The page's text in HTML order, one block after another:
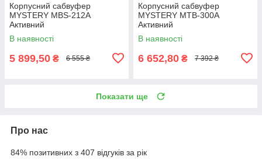
Корпусний сабвуфер
MYSTERY MBS-212A
Активний
В наявності
5 899,50 ₴ 6 555 ₴
Корпусний сабвуфер
MYSTERY MTB-300A
Активний
В наявності
6 652,80 ₴ 7 392 ₴
Показати ще
Про нас
84% позитивних з 407 відгуків за рік